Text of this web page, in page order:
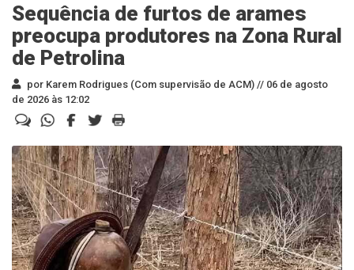
Sequência de furtos de arames
preocupa produtores na Zona Rural
de Petrolina
por Karem Rodrigues (Com supervisão de ACM) // 06 de agosto
de 2026 às 12:02